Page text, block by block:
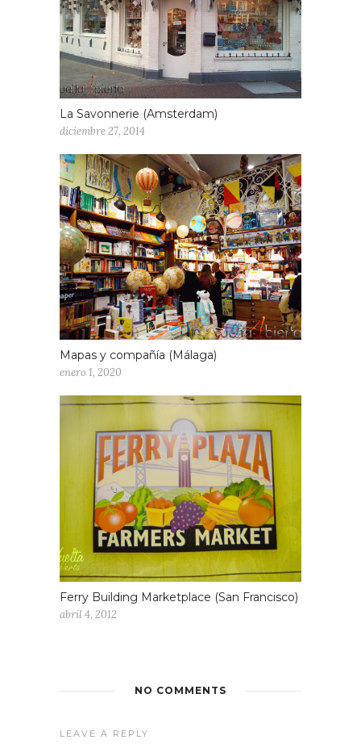
La Savonnerie (Amsterdam)
diciembre 27, 2014
Mapas y compañía (Málaga)
enero 1, 2020
Ferry Building Marketplace (San Francisco)
abril 4, 2012
NO COMMENTS
LEAVE A REPLY